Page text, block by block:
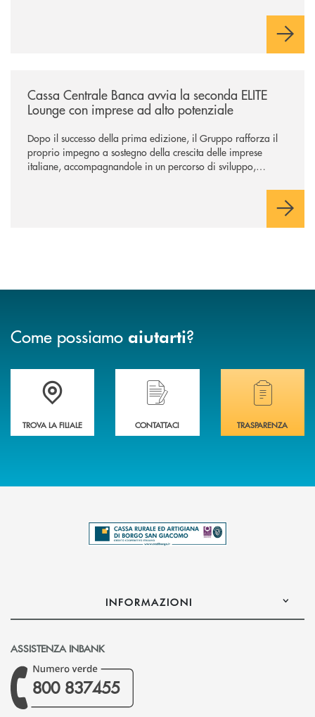
negoziazione esclusiva per la finalizzazione dell’operazione.
Cassa Centrale Banca avvia la seconda ELITE
Lounge con imprese ad alto potenziale
Dopo il successo della prima edizione, il Gruppo rafforza il
proprio impegno a sostegno della crescita delle imprese
italiane, accompagnandole in un percorso di sviluppo,
Come possiamo aiutarti?
Trova la filiale più vicina a te .
TROVA LA FILIALE
Hai bisogno di assistenza immediata?
CONTATTACI
Hai bisogno di
TRASPARENZA
INFORMAZIONI
ASSISTENZA INBANK
800 837455